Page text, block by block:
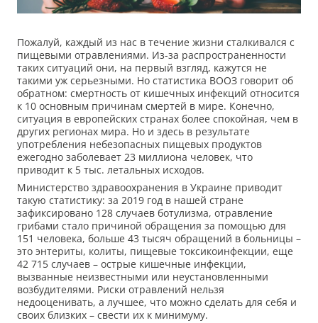
Пожалуй, каждый из нас в течение жизни сталкивался с
пищевыми отравлениями. Из-за распространенности
таких ситуаций они, на первый взгляд, кажутся не
такими уж серьезными. Но статистика ВООЗ говорит об
обратном: смертность от кишечных инфекций относится
к 10 основным причинам смертей в мире. Конечно,
ситуация в европейских странах более спокойная, чем в
других регионах мира. Но и здесь в результате
употребления небезопасных пищевых продуктов
ежегодно заболевает 23 миллиона человек, что
приводит к 5 тыс. летальных исходов.
Министерство здравоохранения в Украине приводит
такую статистику: за 2019 год в нашей стране
зафиксировано 128 случаев ботулизма, отравление
грибами стало причиной обращения за помощью для
151 человека, больше 43 тысяч обращений в больницы –
это энтериты, колиты, пищевые токсикоинфекции, еще
42 715 случаев – острые кишечные инфекции,
вызванные неизвестными или неустановленными
возбудителями. Риски отравлений нельзя
недооценивать, а лучшее, что можно сделать для себя и
своих близких – свести их к минимуму.